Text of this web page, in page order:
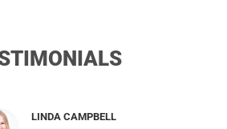
LINDA CAMPBELL